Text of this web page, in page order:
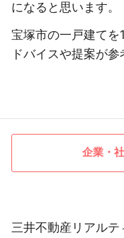
になると思います。
宝塚市の一戸建て
ドバイスや提案が
企業・
三井不動産リアル